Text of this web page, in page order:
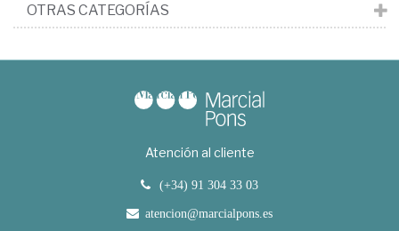
OTRAS CATEGORÍAS
Atención al cliente
(+34) 91 304 33 03
atencion@marcialpons.es